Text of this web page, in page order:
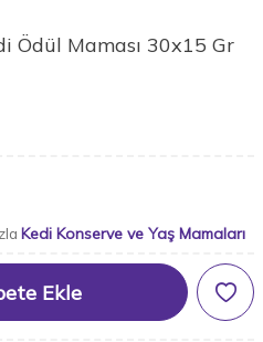
Ödül Maması 30x15 Gr
Kedi Konserve ve Yaş Mamaları
Ekle